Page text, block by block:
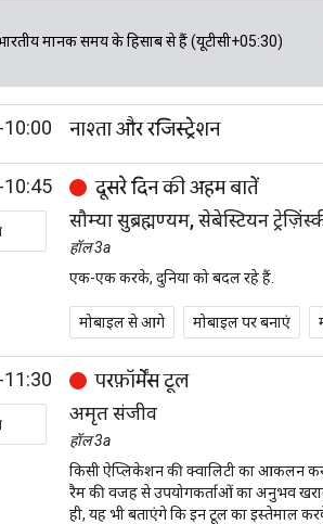
मानक समय के हिसाब से हैं (यूटीसी+05:30)
नाश्ता और रजिस्ट्रेशन
10:45 दूसरे दिन की अहम बातें
सौम्या सुब्रह्मण्यम, सेबेस्टियन
हॉल 3a
एक-एक करके, दुनिया को बदल रहे हैं.
मोबाइल से आगे मोबाइल पर बनाएं
परफ़ॉर्मेंस टूल
अमृत संजीव
हॉल 3a
किसी ऐप्लिकेशन की क्वालिटी का आकलन
रैम की वजह से उपयोगकर्ताओं का अनुभव
ही, यह भी बताएंगे कि इन टूल का इस्तेमाल